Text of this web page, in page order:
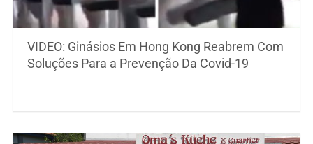
VIDEO: Ginásios Em Hong Kong Reabrem Com
Soluções Para a Prevenção Da Covid-19